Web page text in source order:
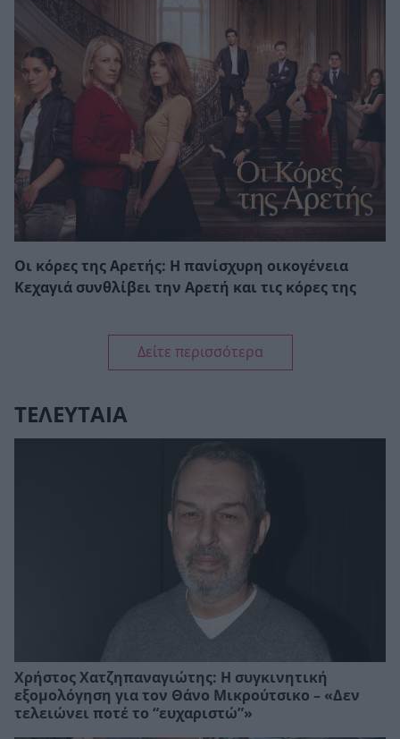
Οι κόρες της Αρετής: Η πανίσχυρη οικογένεια
Κεχαγιά συνθλίβει την Αρετή και τις κόρες της
Δείτε περισσότερα
ΤΕΛΕΥΤΑΙΑ
Χρήστος Χατζηπαναγιώτης: Η συγκινητική
εξομολόγηση για τον Θάνο Μικρούτσικο – «Δεν
τελειώνει ποτέ το “ευχαριστώ”»